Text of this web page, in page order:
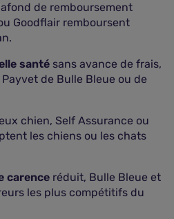
de remboursement
Goodflair remboursent
santé sans avance de frais,
de Bulle Bleue ou de
chien, Self Assurance ou
les chiens ou les chats
carence réduit, Bulle Bleue et
les plus compétitifs du